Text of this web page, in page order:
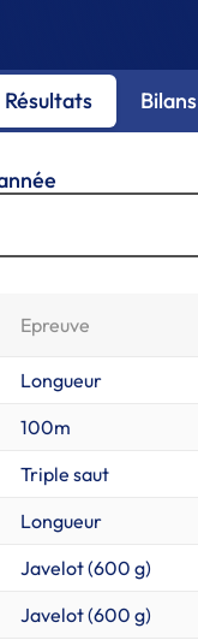
Résultats Bilans
Epreuve
Longueur
100m
Triple saut
Longueur
Javelot (600 g)
Javelot (600 g)